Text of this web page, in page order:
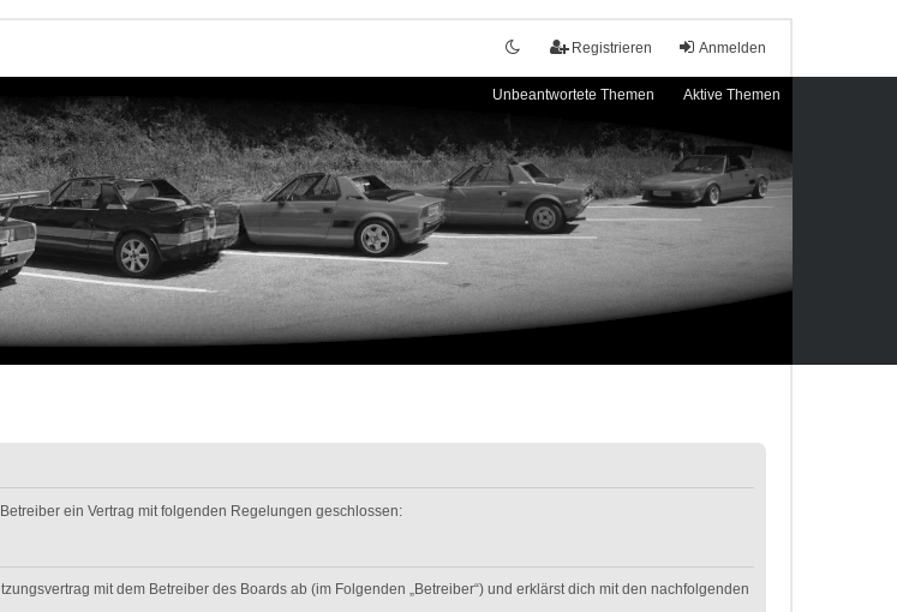
Anmelden
Registrieren
Unbeantwortete Themen Aktive Themen
ein Vertrag mit folgenden Regelungen geschlossen:
mit dem Betreiber des Boards ab (im Folgenden „Betreiber“) und erklärst dich mit den nachfolgenden